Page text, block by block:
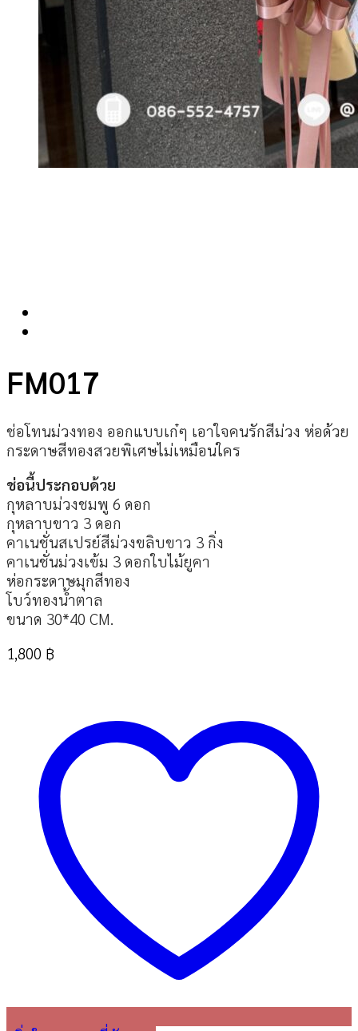
FM017
ช่อโทนม่วงทอง ออกแบบเก๋ๆ เอาใจคนรักสีม่วง ห่อด้วย
กระดาษสีทองสวยพิเศษไม่เหมือนใคร
ช่อนี้ประกอบด้วย
กุหลาบม่วงชมพู 6 ดอก
กุหลาบขาว 3 ดอก
คาเนชั่นสเปรย์สีม่วงขลิบขาว 3 กิ่ง
คาเนชั่นม่วงเข้ม 3 ดอกใบไม้ยูคา
ห่อกระดาษมุกสีทอง
โบว์ทองน้ำตาล
ขนาด 30*40 CM.
1,800 ฿